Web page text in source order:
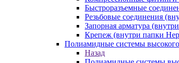
Быстроразъемные
Резьбовые соединения
Запорная арматура
Крепеж (внутри папки
Полиамидные системы
Назад